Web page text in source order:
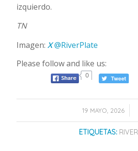
izquierdo.
TN
Imagen: X @RiverPlate
Please follow and like us:
0
19 MAYO, 2026
/
ETIQUETAS: RIVER